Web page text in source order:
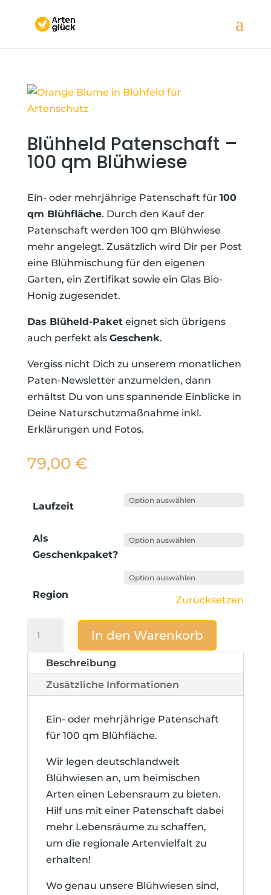
Blühheld Patenschaft –
100 qm Blühwiese
Ein- oder mehrjährige Patenschaft für 100
qm Blühfläche. Durch den Kauf der
Patenschaft werden 100 qm Blühwiese
mehr angelegt. Zusätzlich wird Dir per Post
eine Blühmischung für den eigenen
Garten, ein Zertifikat sowie ein Glas Bio-
Honig zugesendet.
Das Blüheld-Paketeignet sich übrigens
auch perfekt als Geschenk.
Vergiss nicht Dich zu unserem monatlichen
Paten-Newsletter anzumelden, dann
erhältst Du von uns spannende Einblicke in
Deine Naturschutzmaßnahme inkl.
Erklärungen und Fotos.
79,00 €
Laufzeit
Als
Geschenkpaket?
Region Zurücksetzen
100
Menge
In den Warenkorb
Beschreibung
Zusätzliche Informationen
Ein- oder mehrjährige Patenschaft
für 100 qm Blühfläche.
Wir legen deutschlandweit
Blühwiesen an, um heimischen
Arten einen Lebensraum zu bieten.
Hilf uns mit einer Patenschaft dabei
mehr Lebensräume zu schaffen,
um die regionale Artenvielfalt zu
erhalten!
Wo genau unsere Blühwiesen sind,